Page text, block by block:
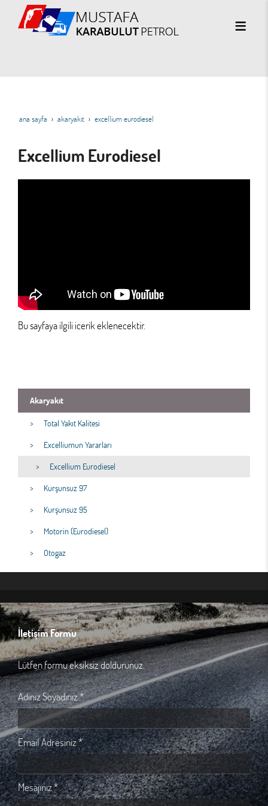
ana sayfa akaryakıt excellium eurodiesel
Excellium Eurodiesel
Bu sayfaya ilgili icerik eklenecektir.
Akaryakıt
Total Yakıt Kalitesi
Excelliumun Yararları
Excellium Eurodiesel
Kurşunsuz 97
Kurşunsuz 95
Motorin (Eurodiesel)
Otogaz
İletişim Formu
Lütfen formu eksiksiz doldurunuz.
Adınız Soyadınız *
Email Adresiniz *
Mesajınız *